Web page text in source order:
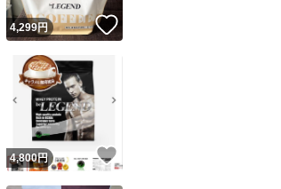
いね！
4,299円
いね！
4,800円